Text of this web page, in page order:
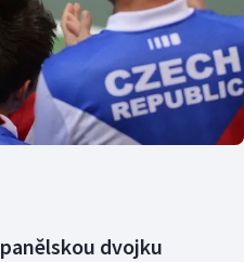
Ostatní
dvojku